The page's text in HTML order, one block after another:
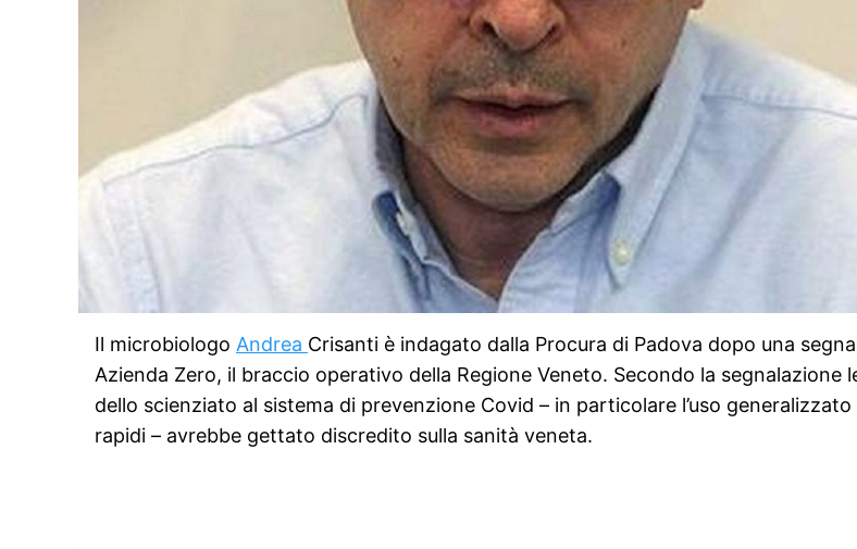
Il microbiologo Andrea Crisanti è indagato dalla Procura di Padova dopo una
Azienda Zero, il braccio operativo della Regione Veneto. Secondo la segnalazione
dello scienziato al sistema di prevenzione Covid – in particolare l’uso
rapidi – avrebbe gettato discredito sulla sanità veneta.